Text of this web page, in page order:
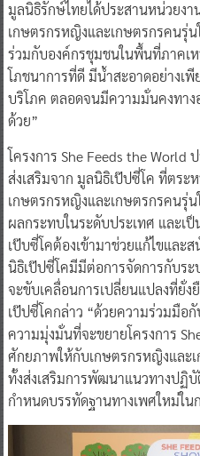
มูลนิธิรักษ์ไทยได้ประสานหน่วยง
เกษตรกรหญิงและเกษตรกรคนรุ่
ร่วมกับองค์กรชุมชนในพื้นที่ภาคเ
โภชนาการที่ดี มีน้ำสะอาดอย่างเ
บริโภค ตลอดจนมีความมั่นคงทาง
ด้วย”
โครงการ She Feeds the World
ส่งเสริมจาก มูลนิธิเป๊ปซี่โค ที่ตร
เกษตรกรหญิงและเกษตรกรคนรุ่
ผลกระทบในระดับประเทศ และ
เป๊บซี่โคต้องเข้ามาช่วยแก้ไขแล
นิธิเป๊ปซี่โคมีมีต่อการจัดการกับระ
จะขับเคลื่อนการเปลี่ยนแปลงที่ยั่
เป๊ปซี่โคกล่าว “ด้วยความร่วมมือ
ความมุ่งมั่นที่จะขยายโครงการ
ศักยภาพให้กับเกษตรกรหญิงและ
ทั้งส่งเสริมการพัฒนาแนวทางปฏิ
กำหนดบรรทัดฐานทางเพศใหม่ใน